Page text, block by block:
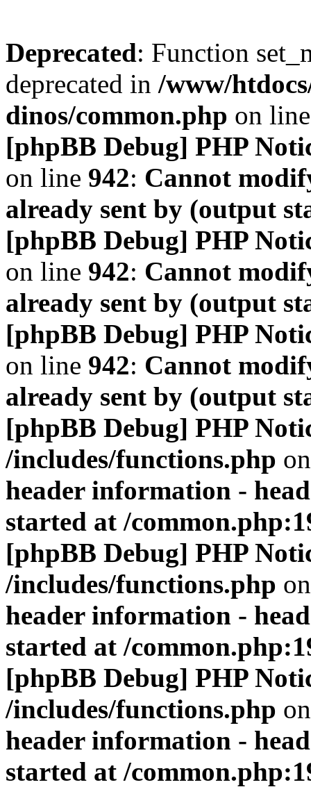
Deprecated: Function
deprecated in /www/
dinos/common.php on
[phpBB Debug] PHP
on line 942: Cannot
already sent by (output
[phpBB Debug] PHP
on line 942: Cannot
already sent by (output
[phpBB Debug] PHP
on line 942: Cannot
already sent by (output
[phpBB Debug] PHP
/includes/functions.php
header information -
started at /
[phpBB Debug] PHP
/includes/functions.php
header information -
started at /
[phpBB Debug] PHP
/includes/functions.php
header information -
started at /